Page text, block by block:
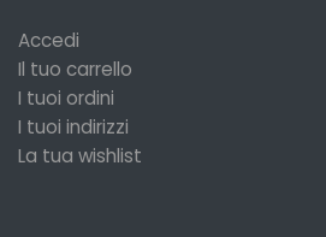
Accedi
Il tuo carrello
I tuoi ordini
I tuoi indirizzi
La tua wishlist